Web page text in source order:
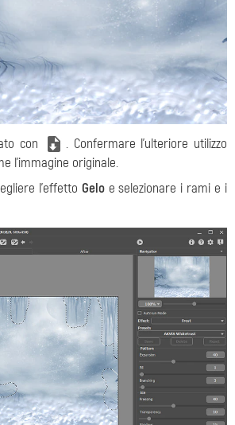
con
. Confermare l'ulteriore utilizzo
l'immagine originale.
l'effetto Geloe selezionare i rami e i